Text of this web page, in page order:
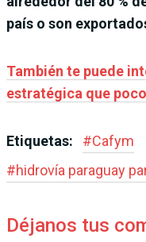
país o son
También te puede
estratégica que
Etiquetas: #Cafym
#hidrovía paraguay
Déjanos tus